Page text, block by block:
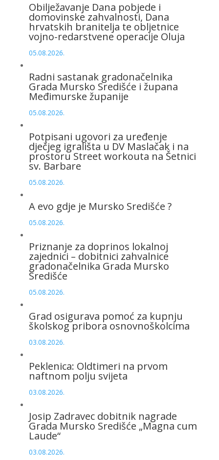
Obilježavanje Dana pobjede i
domovinske zahvalnosti, Dana
hrvatskih branitelja te obljetnice
vojno-redarstvene operacije Oluja
05.08.2026.
Radni sastanak gradonačelnika
Grada Mursko Središće i župana
Međimurske županije
05.08.2026.
Potpisani ugovori za uređenje
dječjeg igrališta u DV Maslačak i na
prostoru Street workouta na Šetnici
sv. Barbare
05.08.2026.
A evo gdje je Mursko Središće ?
05.08.2026.
Priznanje za doprinos lokalnoj
zajednici – dobitnici zahvalnice
gradonačelnika Grada Mursko
Središće
05.08.2026.
Grad osigurava pomoć za kupnju
školskog pribora osnovnoškolcima
03.08.2026.
Peklenica: Oldtimeri na prvom
naftnom polju svijeta
03.08.2026.
Josip Zadravec dobitnik nagrade
Grada Mursko Središće „Magna cum
Laude“
03.08.2026.